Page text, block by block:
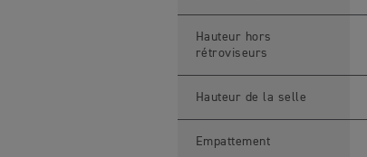
Hauteur hors
rétroviseurs
Hauteur de la selle
Empattement